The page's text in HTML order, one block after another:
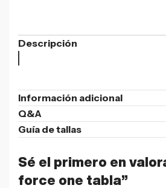
Descripción
Información adicional
Q&A
Guía de tallas
Sé el primero en
force one tabla”